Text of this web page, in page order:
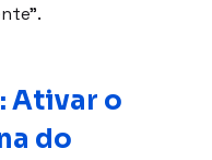
Ativar o
do